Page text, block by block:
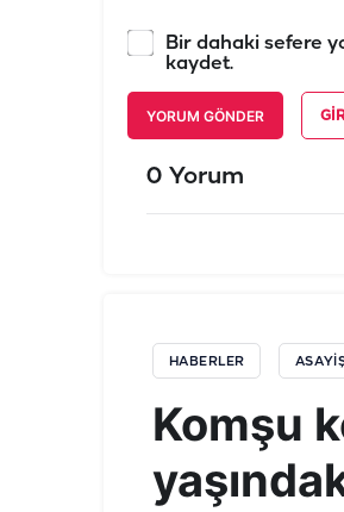
Bir dahaki sefere
kaydet.
YORUM GÖNDER
0 Yorum
HABERLER
Komşu